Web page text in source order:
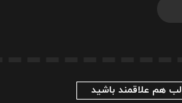
هم علاقمند باشید